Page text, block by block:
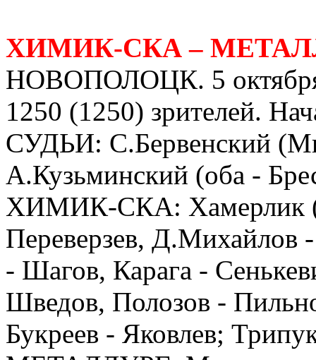
ХИМИК-СКА –
НОВОПОЛОЦК. 5
1250 (1250) зрителей.
СУДЬИ: С.Бервенский
А.Кузьминский (оба -
ХИМИК-СКА: Хамерлик
Переверзев,
- Шагов, Карага -
Шведов, Полозов -
Букреев - Яковлев;